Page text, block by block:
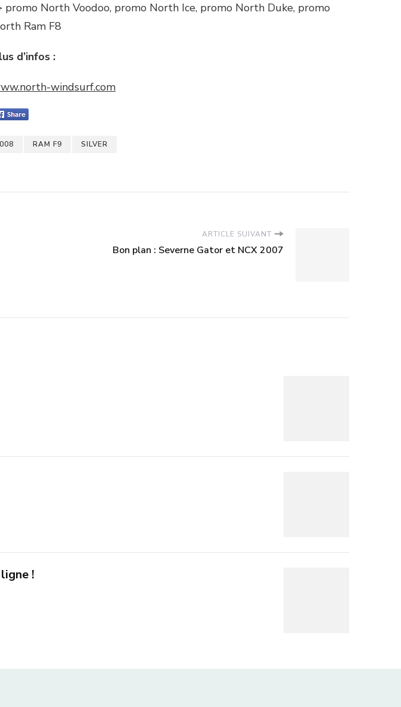
promo North Voodoo, promo North Ice, promo North Duke, promo
Ram F8
d’infos :
windsurf.com
RAM F9 SILVER
ARTICLE SUIVANT
Bon plan : Severne Gator et NCX 2007
!